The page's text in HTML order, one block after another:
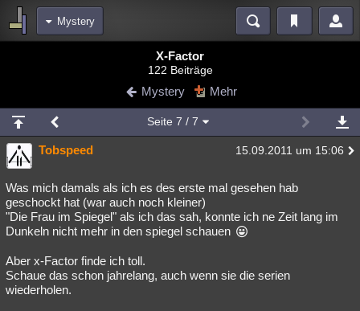
Mystery
Blogs Videos
Chat Wiki Neuigkeiten
meine Rubriken
Menschen Wissenschaft Mystery Kriminalfälle
Spiritualität Verschwörungen Technologie Ufologie
Natur Umfragen Unterhaltung
Philosophie Träume
Astronomie
X-Factor
122 Beiträge
Mystery Mehr
Seite 7 / 7
Tobspeed 15.09.2011 um 15:06
Was mich damals als ich es des erste mal gesehen hab
geschockt hat (war auch noch kleiner)
"Die Frau im Spiegel" als ich das sah, konnte ich ne Zeit lang im
Dunkeln nicht mehr in den spiegel schauen
Aber x-Factor finde ich toll.
Schaue das schon jahrelang, auch wenn sie die serien
wiederholen.